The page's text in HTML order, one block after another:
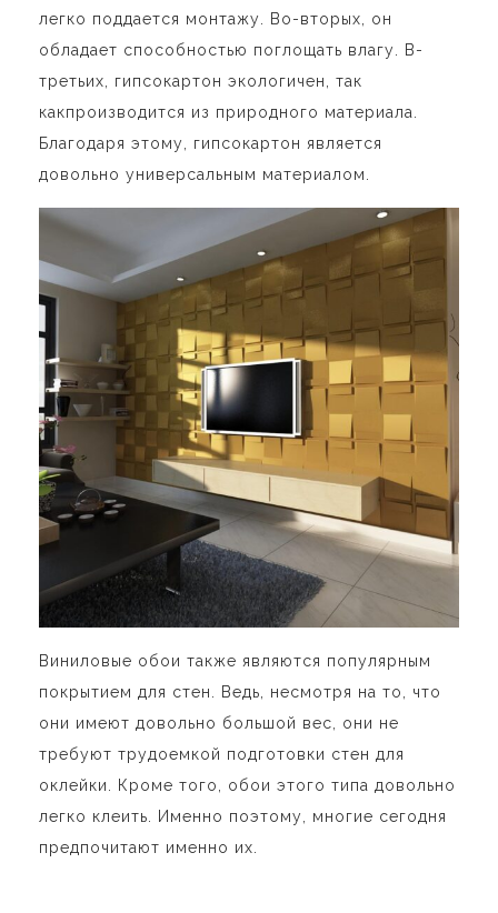
легко поддается монтажу. Во-вторых, он
обладает способностью поглощать влагу. В-
третьих, гипсокартон экологичен, так
какпроизводится из природного материала.
Благодаря этому, гипсокартон является
довольно универсальным материалом.
Виниловые обои также являются популярным
покрытием для стен. Ведь, несмотря на то, что
они имеют довольно большой вес, они не
требуют трудоемкой подготовки стен для
оклейки. Кроме того, обои этого типа довольно
легко клеить. Именно поэтому, многие сегодня
предпочитают именно их.